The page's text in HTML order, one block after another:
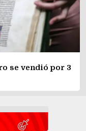
se vendió por 3